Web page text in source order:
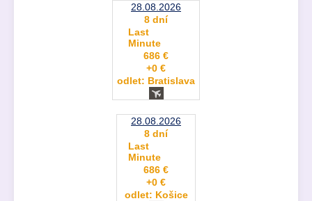
28.08.2026
8 dní
Last
Minute
686 €
+0 €
odlet: Bratislava
28.08.2026
8 dní
Last
Minute
686 €
+0 €
odlet: Košice